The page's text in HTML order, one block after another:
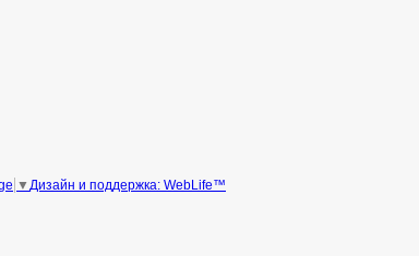
Дизайн и поддержка: WebLife™
▼